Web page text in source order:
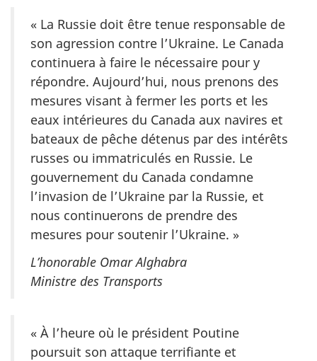
« La Russie doit être tenue responsable de
son agression contre l’Ukraine. Le Canada
continuera à faire le nécessaire pour y
répondre. Aujourd’hui, nous prenons des
mesures visant à fermer les ports et les
eaux intérieures du Canada aux navires et
bateaux de pêche détenus par des intérêts
russes ou immatriculés en Russie. Le
gouvernement du Canada condamne
l’invasion de l’Ukraine par la Russie, et
nous continuerons de prendre des
mesures pour soutenir l’Ukraine. »
L’honorable Omar Alghabra
Ministre des Transports
« À l’heure où le président Poutine
poursuit son attaque terrifiante et